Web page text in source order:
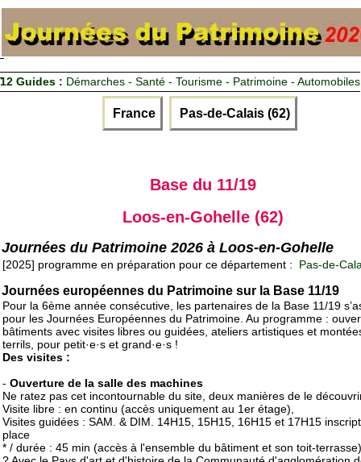
12 Guides : Démarches - Santé - Tourisme - Patrimoine - Automobiles
France Pas-de-Calais (62)
Base du 11/19
Loos-en-Gohelle (62)
Journées du Patrimoine 2026 à Loos-en-Gohelle
[2025] programme en préparation pour ce département : Pas-de-
Journées européennes du Patrimoine sur la Base 11/19
Pour la 6ème année consécutive, les partenaires de la Base 11/19
pour les Journées Européennes du Patrimoine. Au programme :
bâtiments avec visites libres ou guidées, ateliers artistiques et
terrils, pour petit·e·s et grand·e·s !
Des visites :
- Ouverture de la salle des machines
Ne ratez pas cet incontournable du site, deux manières de le
Visite libre : en continu (accès uniquement au 1er étage),
Visites guidées : SAM. & DIM. 14H15, 15H15, 16H15 et 17H15
place
* / durée : 45 min (accès à l'ensemble du bâtiment et son toit-terrasse)